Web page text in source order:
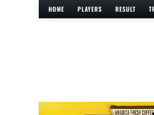
HOME PLAYERS RESULT